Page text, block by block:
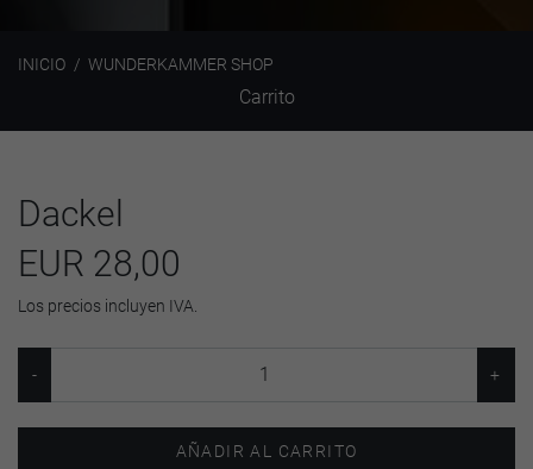
INICIO WUNDERKAMMER SHOP
Carrito
Dackel
EUR 28,00
Los precios incluyen IVA.
AÑADIR AL CARRITO